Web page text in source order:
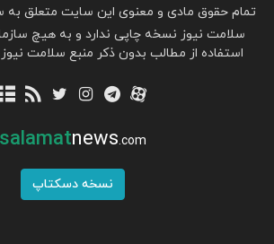
تمام حقوق مادی و معنوی این سایت متعلق به
سلامت نیوز نسخه چاپی ندارد و به هیچ
استفاده از مطالب بدون ذکر منبع سلامت نیوز
salamatnews.com
نسخه دسکتاپ